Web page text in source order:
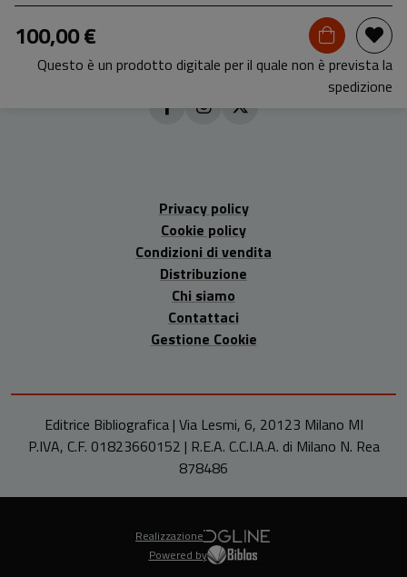
100,00 €
Questo è un prodotto digitale per il quale non è prevista la
spedizione
Privacy policy
Cookie policy
Condizioni di vendita
Distribuzione
Chi siamo
Contattaci
Gestione Cookie
Editrice Bibliografica | Via Lesmi, 6, 20123 Milano MI
P.IVA, C.F. 01823660152 | R.E.A. C.C.I.A.A. di Milano N. Rea
878486
Realizzazione
Powered by